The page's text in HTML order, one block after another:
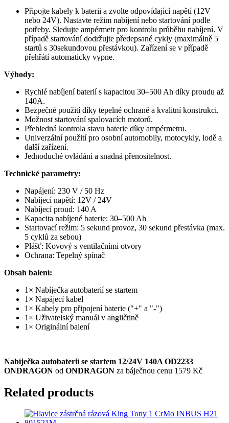
Připojte kabely k baterii a zvolte odpovídající napětí (12V
nebo 24V). Nastavte režim nabíjení nebo startování podle
potřeby. Sledujte ampérmetr pro kontrolu průběhu nabíjení. V
případě startování dodržujte předepsané cykly (maximálně 5
startů s 30sekundovou přestávkou). Zařízení se v případě
přehřátí automaticky vypne.
Výhody:
Rychlé nabíjení baterií s kapacitou 30–500 Ah díky proudu až
140A.
Bezpečné použití díky tepelné ochraně a kvalitní konstrukci.
Možnost startování spalovacích motorů.
Přehledná kontrola stavu baterie díky ampérmetru.
Univerzální použití pro osobní automobily, motocykly, lodě a
další zařízení.
Jednoduché ovládání a snadná přenositelnost.
Technické parametry:
Napájení: 230 V / 50 Hz
Nabíjecí napětí: 12V / 24V
Nabíjecí proud: 140 A
Kapacita nabíjené baterie: 30–500 Ah
Startovací režim: 5 sekund provoz, 30 sekund přestávka (max.
5 cyklů za sebou)
Plášť: Kovový s ventilačními otvory
Ochrana: Tepelný spínač
Obsah balení:
1× Nabíječka autobaterií se startem
1× Napájecí kabel
1× Kabely pro připojení baterie ("+" a "-")
1× Uživatelský manuál v angličtině
1× Originální balení
Nabíječka autobaterií se startem 12/24V 140A OD2233
ONDRAGON od ONDRAGON za báječnou cenu 1579 Kč
Related products